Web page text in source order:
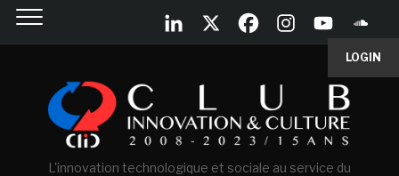
LOGIN
L'innovation technologique et sociale au service du